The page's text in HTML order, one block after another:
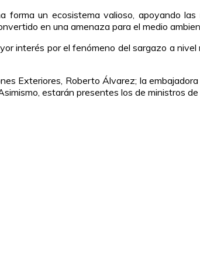
forma un ecosistema valioso, apoyando
en una amenaza para el medio
interés por el fenómeno del sargazo a
Exteriores, Roberto Álvarez; la
Asimismo, estarán presentes los de ministros